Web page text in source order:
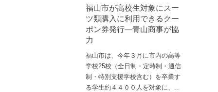
福山市が高校生対象にスー
ツ類購入に利用できるクー
ポン券発行―青山商事が協
力
福山市は、今年３月に市内の高等
学校25校（全日制・定時制・通信
制・特別支援学校含む）を卒業す
る学生約４４００人を対象に、